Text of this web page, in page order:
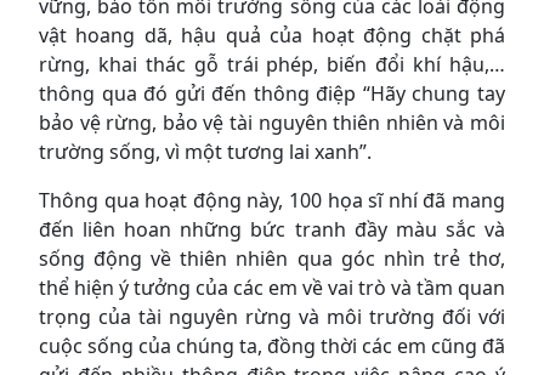
vững, bảo tồn môi trường sống của các loài động
vật hoang dã, hậu quả của hoạt động chặt phá
rừng, khai thác gỗ trái phép, biến đổi khí hậu,…
thông qua đó gửi đến thông điệp “Hãy chung tay
bảo vệ rừng, bảo vệ tài nguyên thiên nhiên và môi
trường sống, vì một tương lai xanh”.
Thông qua hoạt động này, 100 họa sĩ nhí đã mang
đến liên hoan những bức tranh đầy màu sắc và
sống động về thiên nhiên qua góc nhìn trẻ thơ,
thể hiện ý tưởng của các em về vai trò và tầm quan
trọng của tài nguyên rừng và môi trường đối với
cuộc sống của chúng ta, đồng thời các em cũng đã